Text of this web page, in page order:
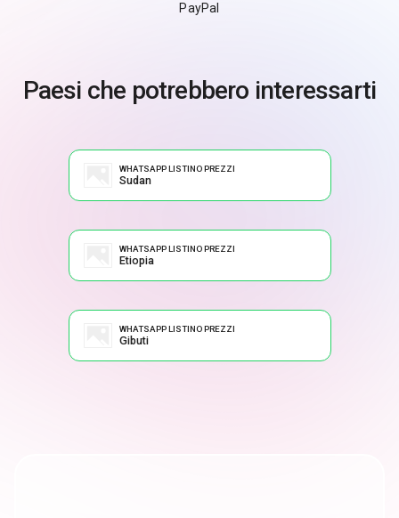
PayPal
Paesi che potrebbero interessarti
WHATSAPP LISTINO PREZZI
Sudan
WHATSAPP LISTINO PREZZI
Etiopia
WHATSAPP LISTINO PREZZI
Gibuti